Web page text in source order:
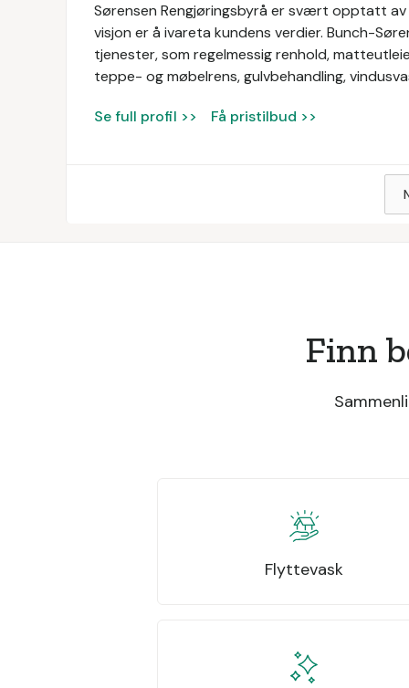
Sørensen Rengjøringsbyrå er svært opptatt
visjon er å ivareta kundens verdier. Bunch-
tjenester, som regelmessig renhold,
teppe- og møbelrens, gulvbehandling,
Se full profil >> Få pristilbud >>
Finn
Flyttevask